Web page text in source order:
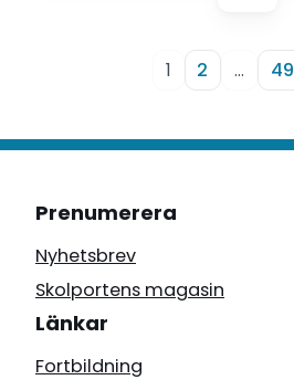
1 2 … 49
Prenumerera
Nyhetsbrev
Skolportens magasin
Länkar
Fortbildning